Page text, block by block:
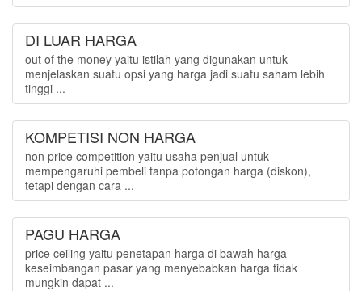
DI LUAR HARGA
out of the money yaitu istilah yang digunakan untuk
menjelaskan suatu opsi yang harga jadi suatu saham lebih
tinggi ...
KOMPETISI NON HARGA
non price competition yaitu usaha penjual untuk
mempengaruhi pembeli tanpa potongan harga (diskon),
tetapi dengan cara ...
PAGU HARGA
price ceiling yaitu penetapan harga di bawah harga
keseimbangan pasar yang menyebabkan harga tidak
mungkin dapat ...